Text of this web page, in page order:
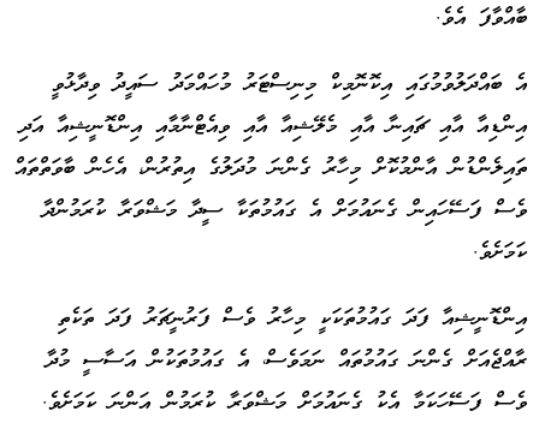
ބާއްވާފަ އެވެ.
އެ ބައްދަލުވުމުގައި އިކޮނޮމިކް މިނިސްޓަރު މުހައްމަދު ސައީދު ވިދާޅުވީ
އިންޑިއާ އާއި ޗައިނާ އާއި މެލޭޝިއާ އާއި ވިއެޓްނާމާއި އިންޑޮނީޝިއާ އަދި
ތައިލެންޑުން އާންމުކޮށް މިހާރު ގެންނަ މުދަލުގެ އިތުރުން، އެހެން ބާވަތްތައް
ވެސް ފަސޭހައިން ގެނައުމަށް އެ ގައުމުތަކާ ސީދާ މަޝްވަރާ ކުރަމުންދާ
ކަމަށެވެ.
އިންޑޮނީޝިއާ ފަދަ ގައުމުތަކަކީ މިހާރު ވެސް ފަރުނީޗަރު ފަދަ ތަކެތި
ރާއްޖެއަށް ގެންނަ ގައުމުތައް ނަމަވެސް، އެ ގައުމުތަކުން އަސާސީ މުދާ
ވެސް ފަސޭހަކަމާ އެކު ގެނައުމަށް މަޝްވަރާ ކުރަމުން އަންނަ ކަމަށެވެ.